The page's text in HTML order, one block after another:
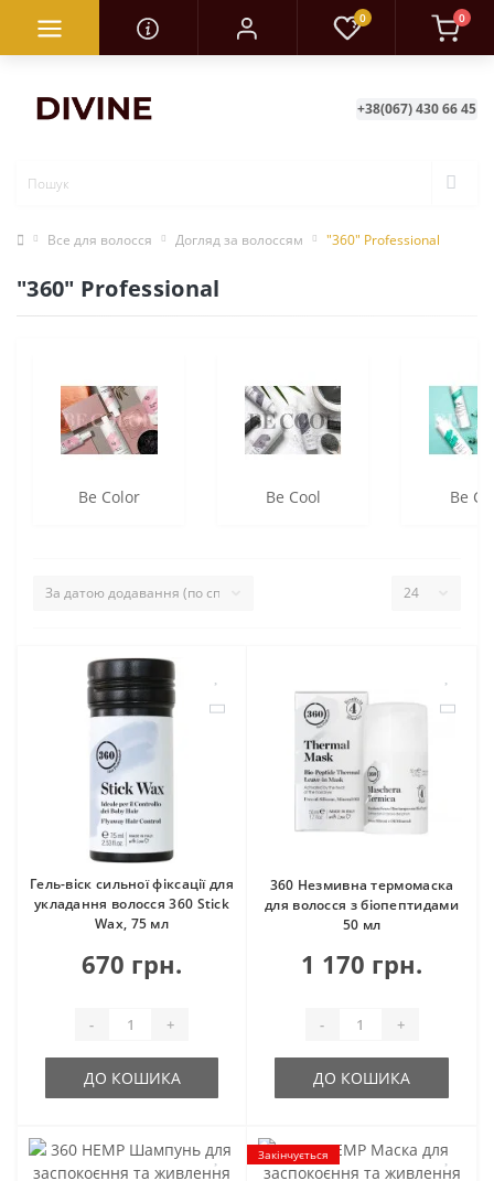
0 0
+38(067) 430 66 45
Все для волосся Догляд за волоссям "360" Professional
"360" Professional
Be Color Be Cool Be
Гель-віск сильної фіксації для
укладання волосся 360 Stick
Wax, 75 мл
670 грн.
- +
ДО КОШИКА
360 Незмивна термомаска
для волосся з біопептидами
50 мл
1 170 грн.
- +
ДО КОШИКА
Закінчується